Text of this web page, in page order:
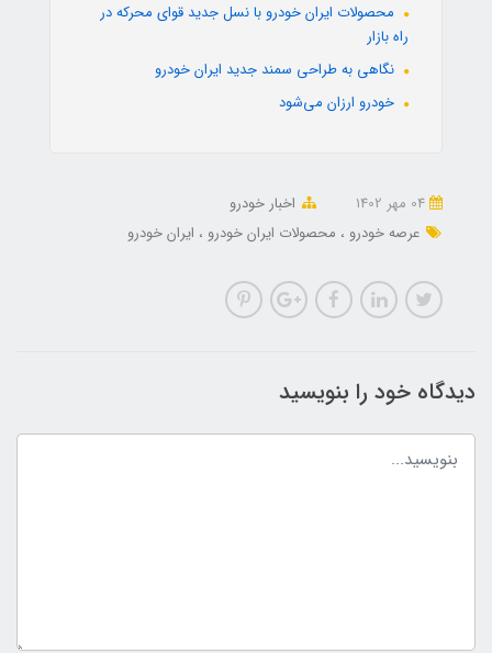
محصولات ایران خودرو با نسل جدید قوای محرکه در
راه بازار
نگاهی به طراحی سمند جدید ایران خودرو
خودرو ارزان می‌شود
اخبار خودرو
عرصه خودرو
محصولات ایران خودرو ایران خودرو
دیدگاه خود را بنویسید